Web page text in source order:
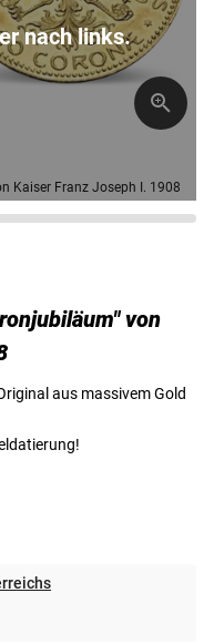
Kaiser Franz Joseph I. 1908
nach links.
von
aus massivem Gold